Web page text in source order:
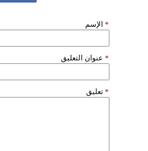
الإسم *
عنوان التعليق *
تعليق *